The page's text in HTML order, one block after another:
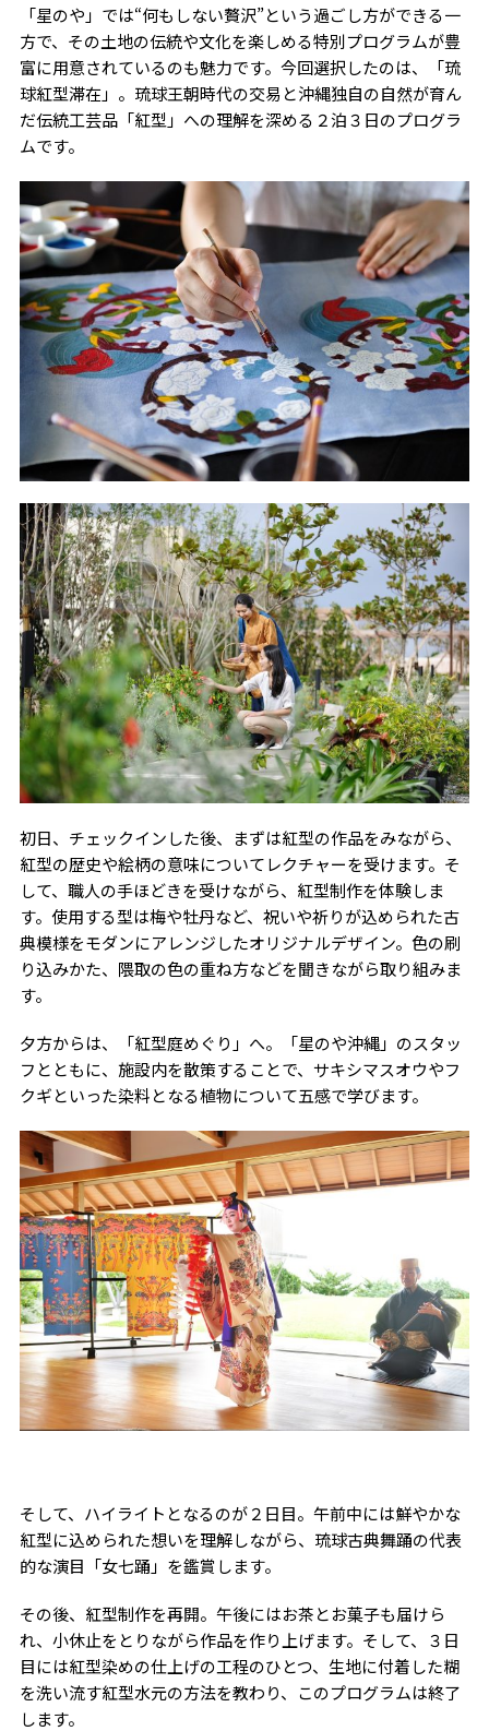
「星のや」では“何もしない贅沢”という過ごし方ができる一
方で、その土地の伝統や文化を楽しめる特別プログラムが豊
富に用意されているのも魅力です。今回選択したのは、「琉
球紅型滞在」。琉球王朝時代の交易と沖縄独自の自然が育ん
だ伝統工芸品「紅型」への理解を深める２泊３日のプログラ
ムです。
初日、チェックインした後、まずは紅型の作品をみながら、
紅型の歴史や絵柄の意味についてレクチャーを受けます。そ
して、職人の手ほどきを受けながら、紅型制作を体験しま
す。使用する型は梅や牡丹など、祝いや祈りが込められた古
典模様をモダンにアレンジしたオリジナルデザイン。色の刷
り込みかた、隈取の色の重ね方などを聞きながら取り組みま
す。
夕方からは、「紅型庭めぐり」へ。「星のや沖縄」のスタッ
フとともに、施設内を散策することで、サキシマスオウやフ
クギといった染料となる植物について五感で学びます。
そして、ハイライトとなるのが２日目。午前中には鮮やかな
紅型に込められた想いを理解しながら、琉球古典舞踊の代表
的な演目「女七踊」を鑑賞します。
その後、紅型制作を再開。午後にはお茶とお菓子も届けら
れ、小休止をとりながら作品を作り上げます。そして、３日
目には紅型染めの仕上げの工程のひとつ、生地に付着した糊
を洗い流す紅型水元の方法を教わり、このプログラムは終了
します。